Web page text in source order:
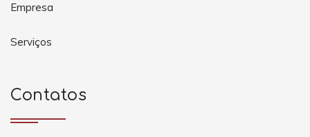
Empresa
Serviços
Contatos